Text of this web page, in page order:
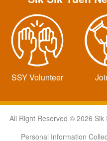
SSY Volunteer
All Right Reserved © 2026
Personal Information